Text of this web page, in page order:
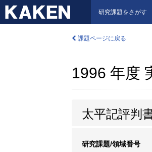
研究課題をさがす
課題ページに戻る
1996 年度
太平記評判
研究課題/領域番号